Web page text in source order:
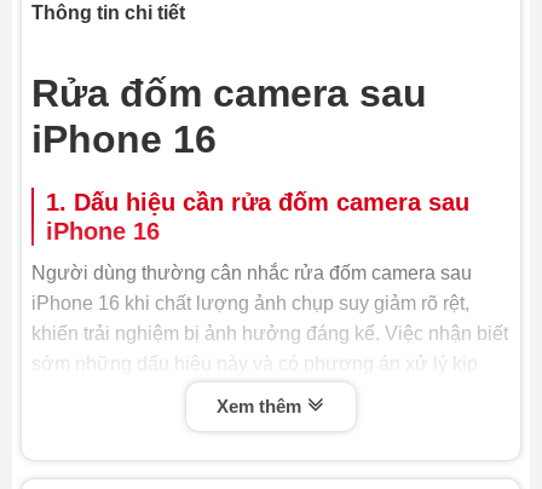
Thông tin chi tiết
Rửa đốm camera sau
iPhone 16
1. Dấu hiệu cần rửa đốm camera sau
iPhone 16
Người dùng thường cân nhắc rửa đốm camera sau
iPhone 16 khi chất lượng ảnh chụp suy giảm rõ rệt,
khiến trải nghiệm bị ảnh hưởng đáng kể. Việc nhận biết
sớm những dấu hiệu này và có phương án xử lý kịp
thời sẽ giúp bạn hạn chế triệt để khả năng hư hỏng
nặng nề hơn và tránh phải thay camera sau iPhone.
Xem thêm